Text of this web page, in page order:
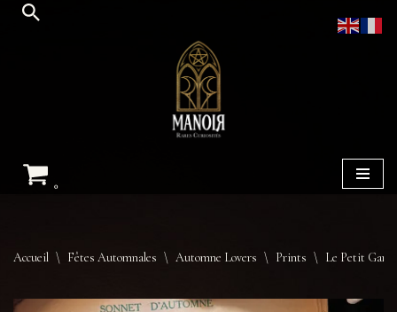
0
Accueil \ Fêtes Automnales \ Automne Lovers \ Prints \ Le Petit